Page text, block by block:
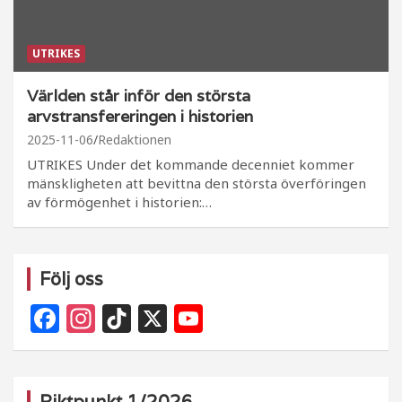
UTRIKES
Världen står inför den största
arvstransfereringen i historien
2025-11-06 Redaktionen
UTRIKES Under det kommande decenniet kommer
mänskligheten att bevittna den största överföringen
av förmögenhet i historien:…
Följ oss
F
a
In
st
Ti
k
X
o